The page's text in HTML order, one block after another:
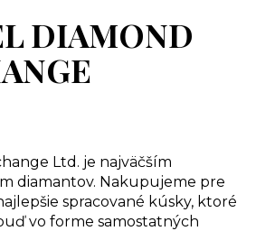
DIAMOND
Ltd. je najväčším
diamantov. Nakupujeme pre
spracované kúsky, ktoré
vo forme samostatných